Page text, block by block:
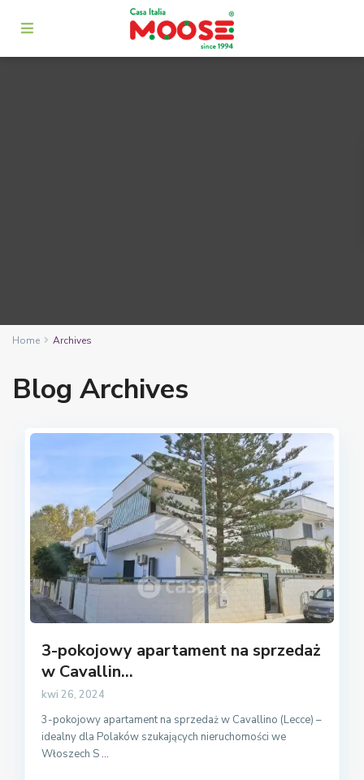
Home Archives
Blog Archives
3-pokojowy apartament na sprzedaż
w Cavallin...
kwi 26, 2024
3-pokojowy apartament na sprzedaż w Cavallino (Lecce) –
idealny dla Polaków szukających nieruchomości we
Włoszech S...